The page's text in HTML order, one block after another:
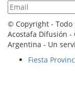
© Copyright -
Acostafa Difusión -
Argentina - Un
Fiesta